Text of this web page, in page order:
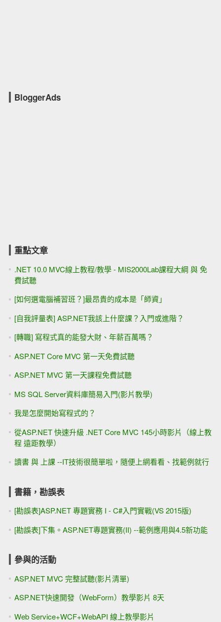
BloggerAds
重點文章
.NET 10.0 MVC線上教程/教學 - MIS2000Lab課程大綱 與 免
費試聽
[如何選電腦補習班？]最昂貴的成本是「師資」
[自我評量表] ASP.NET我該上什麼課？入門或進階？
[轉職] 寫程式真的能發大財、年薪百萬嗎？
ASP.NET Core MVC 第一天免費試聽
ASP.NET MVC 第一天課程免費試聽
MS SQL Server資料庫簡易入門(影片教學)
我是怎麼開始寫程式的？
從ASP.NET 快速升級 .NET Core MVC 145小時影片（線上教
程 遠距教學）
讀書 與 上課 --IT技術很簡單啦，隨便上網看看、找範例就行
書籍，勘誤表
[勘誤表]ASP.NET 專題實務 I - C#入門實戰(VS 2015版)
[勘誤表]下集。ASP.NET專題實務(II) --範例應用與4.5新功能
參與的活動
ASP.NET MVC 完整試聽(影片清單)
ASP.NET快速開發（WebForm）教學影片 8天
Web Service+WCF+WebAPI 線上教學影片